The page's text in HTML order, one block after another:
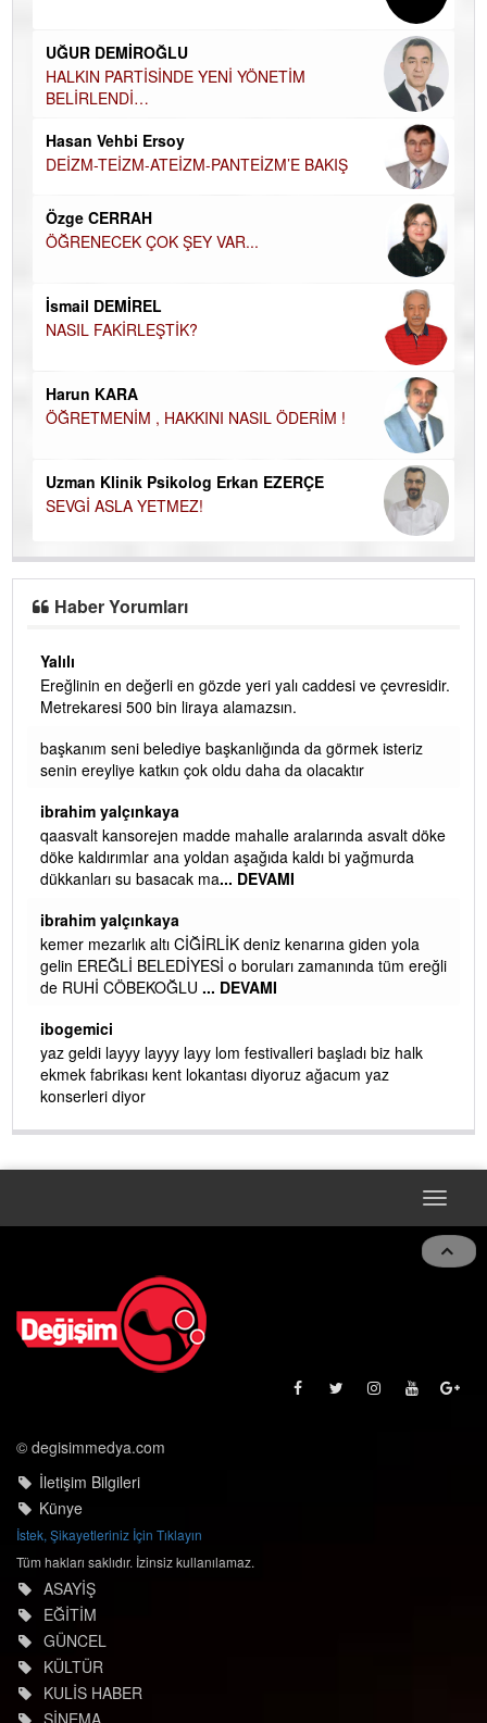
UĞUR DEMİROĞLU
HALKIN PARTİSİNDE YENİ YÖNETİM
BELİRLENDİ…
Hasan Vehbi Ersoy
DEİZM-TEİZM-ATEİZM-PANTEİZM’E BAKIŞ
Özge CERRAH
ÖĞRENECEK ÇOK ŞEY VAR...
İsmail DEMİREL
NASIL FAKİRLEŞTİK?
Harun KARA
ÖĞRETMENİM , HAKKINI NASIL ÖDERİM !
Uzman Klinik Psikolog Erkan EZERÇE
SEVGİ ASLA YETMEZ!
Haber Yorumları
Yalılı
Ereğlinin en değerli en gözde yeri yalı caddesi ve çevresidir.
Metrekaresi 500 bin liraya alamazsın.
başkanım seni belediye başkanlığında da görmek isteriz
senin ereyliye katkın çok oldu daha da olacaktır
ibrahim yalçınkaya
qaasvalt kansorejen madde mahalle aralarında asvalt döke
döke kaldırımlar ana yoldan aşağıda kaldı bi yağmurda
dükkanları su basacak ma... DEVAMI
ibrahim yalçınkaya
kemer mezarlık altı CİĞİRLİK deniz kenarına giden yola
gelin EREĞLİ BELEDİYESİ o boruları zamanında tüm ereğli
de RUHİ CÖBEKOĞLU ... DEVAMI
ibogemici
yaz geldi layyy layyy layy lom festivalleri başladı biz halk
ekmek fabrikası kent lokantası diyoruz ağacum yaz
konserleri diyor
Toggle
© degisimmedya.com
İletişim Bilgileri
Künye
İstek, Şikayetleriniz İçin Tıklayın
Tüm hakları saklıdır. İzinsiz kullanılamaz.
ASAYİŞ
EĞİTİM
GÜNCEL
KÜLTÜR
KULİS HABER
SİNEMA